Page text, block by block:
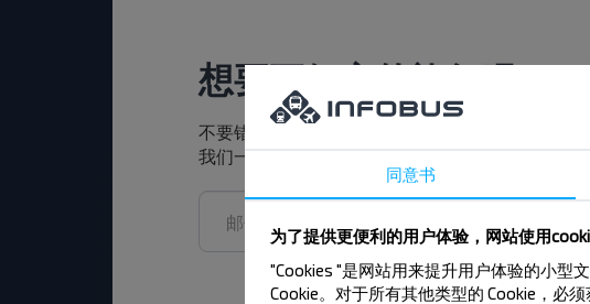
想要更便宜的旅行吗？
不要错过INFOBUS的特殊优惠，折扣和其他有趣
我们一起旅行更便宜！
同意书
为了提供更便利的用户体验，网站使用
"Cookies "是网站用来提升用户体验的小型
Cookie。对于所有其他类型的 Cookie，必